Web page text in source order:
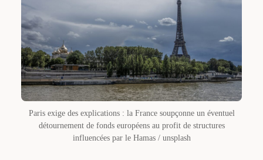
Paris exige des explications : la France soupçonne un éventuel
détournement de fonds européens au profit de structures
influencées par le Hamas / unsplash